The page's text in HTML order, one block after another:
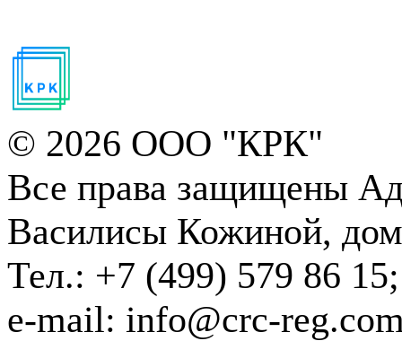
© 2026 ООО "КРК"
Все права защищены
Василисы Кожиной,
Тел.: +7 (499) 579 86 15;
e-mail: info@crc-